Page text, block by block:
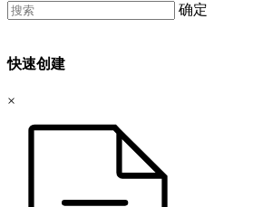
确定
快速创建
×